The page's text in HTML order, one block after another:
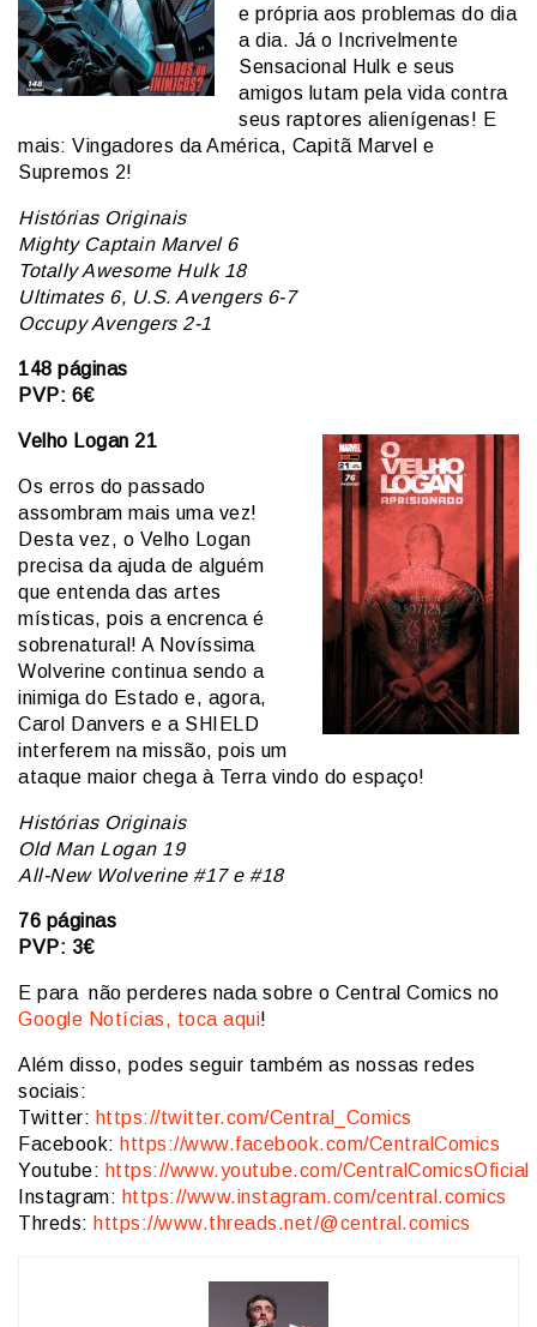
e própria aos problemas do dia
a dia. Já o Incrivelmente
Sensacional Hulk e seus
amigos lutam pela vida contra
seus raptores alienígenas! E
mais: Vingadores da América, Capitã Marvel e
Supremos 2!
Histórias Originais
Mighty Captain Marvel 6
Totally Awesome Hulk 18
Ultimates 6, U.S. Avengers 6-7
Occupy Avengers 2-1
148 páginas
PVP: 6€
Velho Logan 21
Os erros do passado
assombram mais uma vez!
Desta vez, o Velho Logan
precisa da ajuda de alguém
que entenda das artes
místicas, pois a encrenca é
sobrenatural! A Novíssima
Wolverine continua sendo a
inimiga do Estado e, agora,
Carol Danvers e a SHIELD
interferem na missão, pois um
ataque maior chega à Terra vindo do espaço!
Histórias Originais
Old Man Logan 19
All-New Wolverine #17 e #18
76 páginas
PVP: 3€
E para não perderes nada sobre o Central Comics no
Google Notícias, toca aqui!
Além disso, podes seguir também as nossas redes
sociais:
Twitter: https://twitter.com/Central_Comics
Facebook: https://www.facebook.com/CentralComics
Youtube: https://www.youtube.com/CentralComicsOficial
Instagram: https://www.instagram.com/central.comics
Threds: https://www.threads.net/@central.comics